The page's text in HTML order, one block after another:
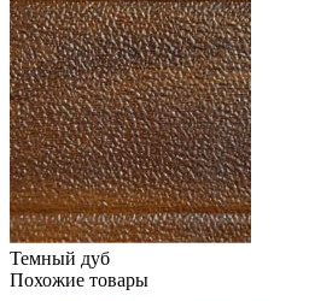
Темный дуб
Похожие товары